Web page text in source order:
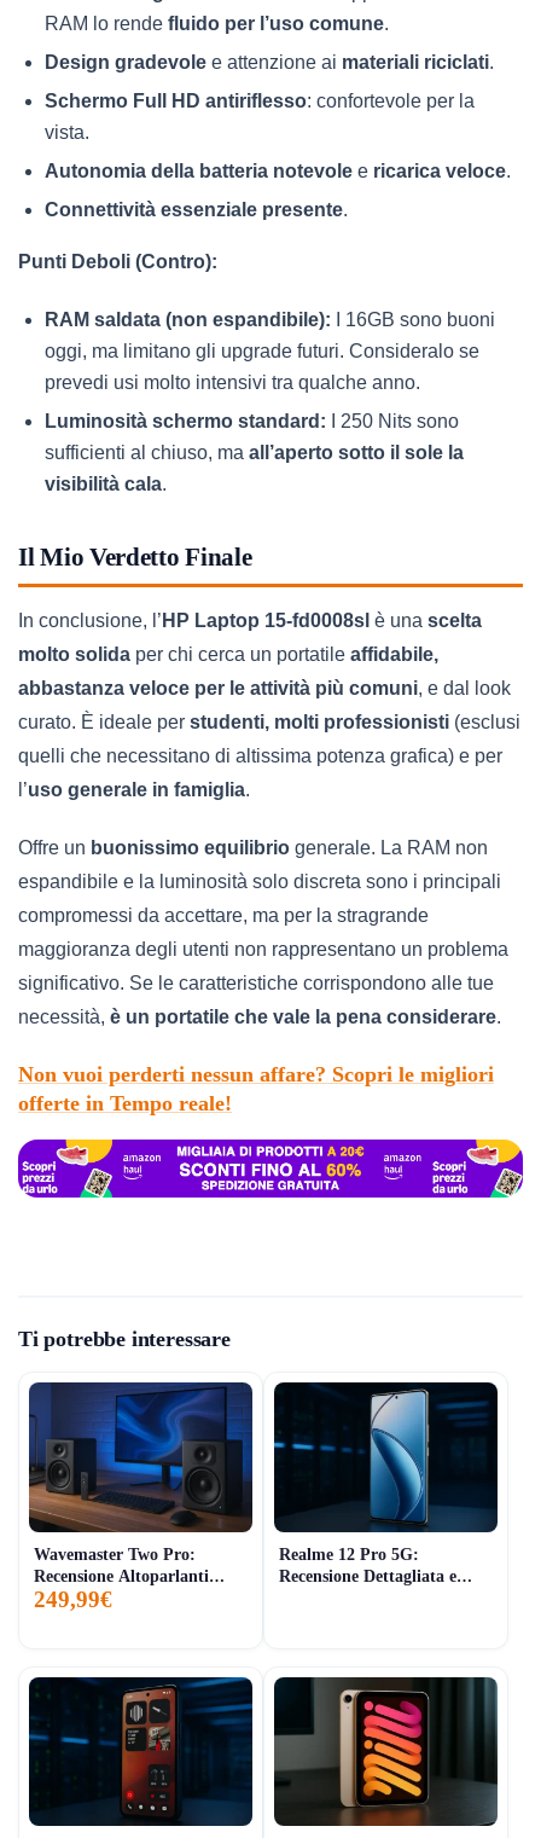
RAM lo rende fluido per l’uso comune.
Design gradevole e attenzione ai materiali riciclati.
Schermo Full HD antiriflesso: confortevole per la
vista.
Autonomia della batteria notevole e ricarica veloce.
Connettività essenziale presente.
Punti Deboli (Contro):
RAM saldata (non espandibile): I 16GB sono buoni
oggi, ma limitano gli upgrade futuri. Consideralo se
prevedi usi molto intensivi tra qualche anno.
Luminosità schermo standard: I 250 Nits sono
sufficienti al chiuso, ma all’aperto sotto il sole la
visibilità cala.
Il Mio Verdetto Finale
In conclusione, l’ HP Laptop 15-fd0008sl è una scelta
molto solida per chi cerca un portatile affidabile,
abbastanza veloce per le attività più comuni, e dal look
curato. È ideale per studenti, molti professionisti (esclusi
quelli che necessitano di altissima potenza grafica) e per
l’uso generale in famiglia.
Offre un buonissimo equilibrio generale. La RAM non
espandibile e la luminosità solo discreta sono i principali
compromessi da accettare, ma per la stragrande
maggioranza degli utenti non rappresentano un problema
significativo. Se le caratteristiche corrispondono alle tue
necessità, è un portatile che vale la pena considerare.
Non vuoi perderti nessun affare? Scopri le migliori
offerte in Tempo reale!
Ti potrebbe interessare
Wavemaster Two Pro:
Recensione Altoparlanti
Scaffale Bluetooth 110W
249,99€
Realme 12 Pro 5G:
Recensione Dettagliata e